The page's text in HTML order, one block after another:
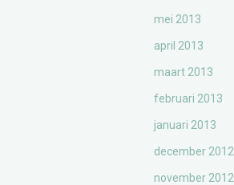
mei 2013
april 2013
maart 2013
februari 2013
januari 2013
december 2012
november 2012